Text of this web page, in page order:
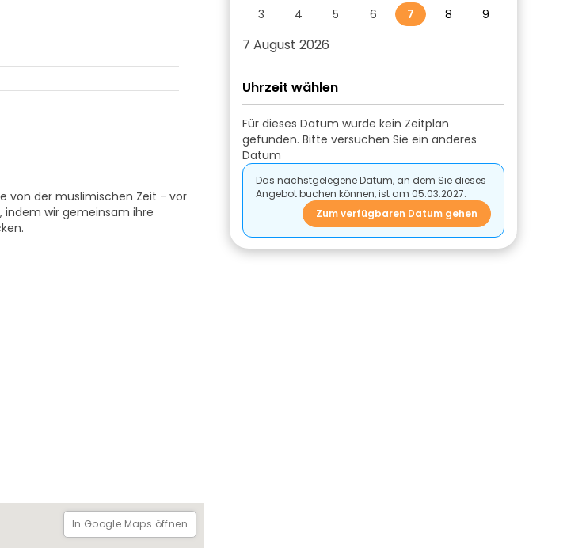
von der muslimischen Zeit - vor
wir gemeinsam ihre
In Google Maps öffnen
3 4 5 6 7 8 9
7 August 2026
Uhrzeit wählen
Für dieses Datum wurde kein Zeitplan
gefunden. Bitte versuchen Sie ein anderes
Datum
Das nächstgelegene Datum, an dem Sie dieses
Angebot buchen können, ist am 05.03.2027.
Zum verfügbaren Datum gehen